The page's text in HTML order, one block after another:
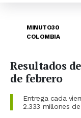
MINUTO30
COLOMBIA
Resultados
de febrero
Entrega cada
2.333 millones